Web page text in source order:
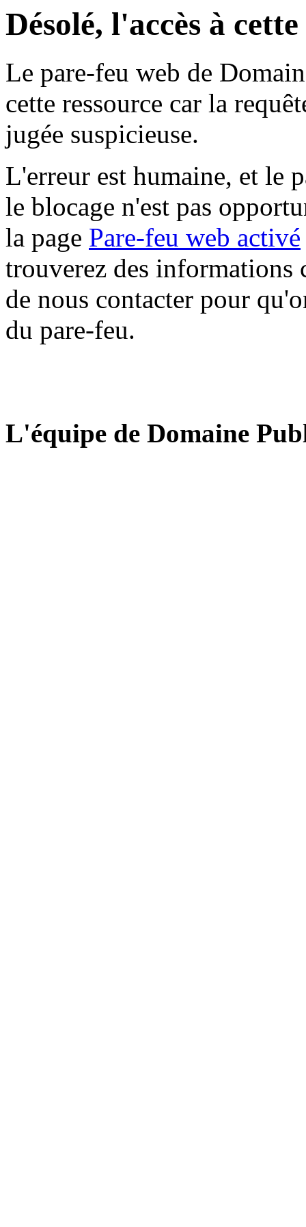
Désolé, l'accès à
Le pare-feu web de
cette ressource car la
jugée suspicieuse.
L'erreur est humaine, et le
le blocage n'est pas
la page Pare-feu web activé
trouverez des informations
de nous contacter pour
du pare-feu.
L'équipe de Domaine